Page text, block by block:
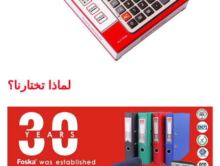
لماذا تختارنا؟